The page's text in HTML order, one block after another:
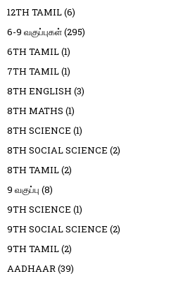
12TH TAMIL(6)
6-9 வகுப்புகள்(295)
6TH TAMIL(1)
7TH TAMIL(1)
8TH ENGLISH (3)
8TH MATHS (1)
8TH SCIENCE (1)
8TH SOCIAL SCIENCE (2)
8TH TAMIL(2)
9 வகுப்பு (8)
9TH SCIENCE (1)
9TH SOCIAL SCIENCE (2)
9TH TAMIL(2)
AADHAAR(39)